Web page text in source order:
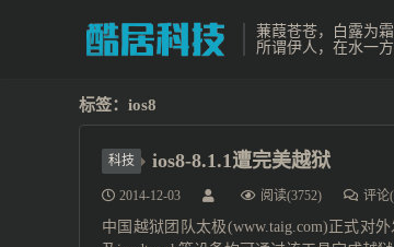
蒹葭苍苍，白露为霜
所谓伊人，在水一方
标签：ios8
科技 ios8-8.1.1遭完美越狱
2014-12-03 阅读(3752) 评论
中国越狱团队太极(www.taig.com)正式对